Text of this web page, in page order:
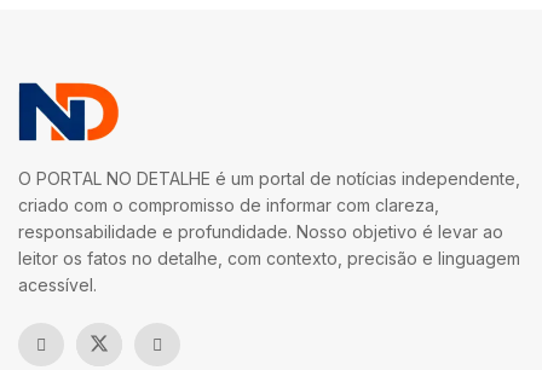
O PORTAL NO DETALHE é um portal de notícias independente,
criado com o compromisso de informar com clareza,
responsabilidade e profundidade. Nosso objetivo é levar ao
leitor os fatos no detalhe, com contexto, precisão e linguagem
acessível.